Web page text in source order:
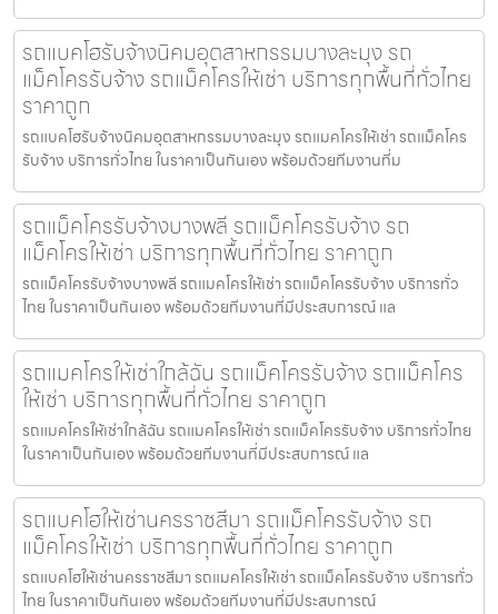
รถแบคโฮรับจ้างนิคมอุตสาหกรรมบางละมุง รถ
แม็คโครรับจ้าง รถแม็คโครให้เช่า บริการทุกพื้นที่ทั่วไทย
ราคาถูก
รถแบคโฮรับจ้างนิคมอุตสาหกรรมบางละมุง รถแมคโครให้เช่า รถแม็คโคร
รับจ้าง บริการทั่วไทย ในราคาเป็นกันเอง พร้อมด้วยทีมงานที่ม
รถแม็คโครรับจ้างบางพลี รถแม็คโครรับจ้าง รถ
แม็คโครให้เช่า บริการทุกพื้นที่ทั่วไทย ราคาถูก
รถแม็คโครรับจ้างบางพลี รถแมคโครให้เช่า รถแม็คโครรับจ้าง บริการทั่ว
ไทย ในราคาเป็นกันเอง พร้อมด้วยทีมงานที่มีประสบการณ์ แล
รถแมคโครให้เช่าใกล้ฉัน รถแม็คโครรับจ้าง รถแม็คโคร
ให้เช่า บริการทุกพื้นที่ทั่วไทย ราคาถูก
รถแมคโครให้เช่าใกล้ฉัน รถแมคโครให้เช่า รถแม็คโครรับจ้าง บริการทั่วไทย
ในราคาเป็นกันเอง พร้อมด้วยทีมงานที่มีประสบการณ์ แล
รถแบคโฮให้เช่านครราชสีมา รถแม็คโครรับจ้าง รถ
แม็คโครให้เช่า บริการทุกพื้นที่ทั่วไทย ราคาถูก
รถแบคโฮให้เช่านครราชสีมา รถแมคโครให้เช่า รถแม็คโครรับจ้าง บริการทั่ว
ไทย ในราคาเป็นกันเอง พร้อมด้วยทีมงานที่มีประสบการณ์